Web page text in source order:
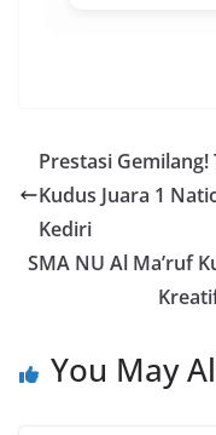
Prestasi Gemilang!
Kudus Juara 1
Kediri
SMA NU Al Ma’ruf
You May